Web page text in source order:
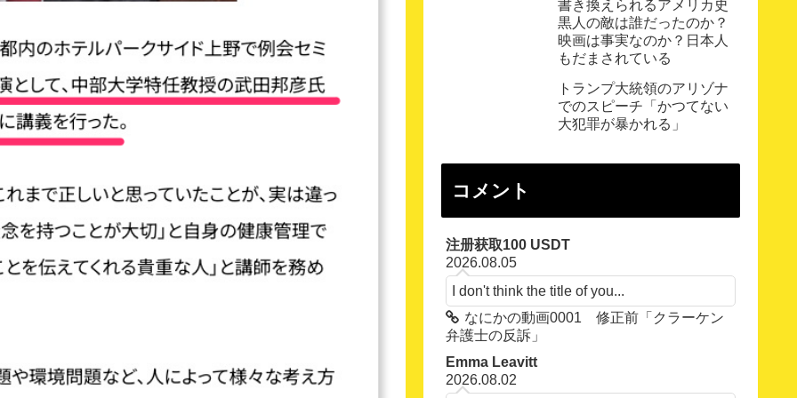
書き換えられるアメリカ史
黒人の敵は誰だったのか？
映画は事実なのか？日本人
もだまされている
トランプ大統領のアリゾナ
でのスピーチ「かつてない
大犯罪が暴かれる」
コメント
注册获取100 USDT
2026.08.05
I don't think the title of you...
なにかの動画0001 修正前「クラーケン
弁護士の反訴」
Emma Leavitt
2026.08.02